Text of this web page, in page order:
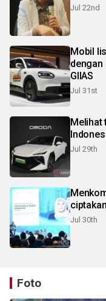
Jul 22nd
Mobil
dengan
GIIAS
Jul 31st
Melihat
Jul 29th
Jul 30th
Foto